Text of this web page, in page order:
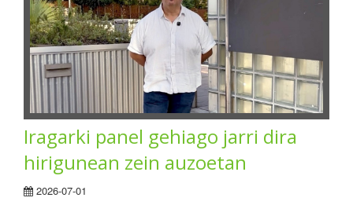
Iragarki panel gehiago jarri dira
hirigunean zein auzoetan
2026-07-01